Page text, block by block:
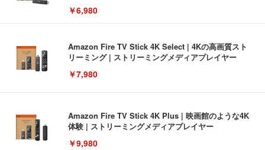
￥6,980
Amazon Fire TV Stick 4K Select | 4Kの高画質スト
リーミング | ストリーミングメディアプレイヤー
￥7,980
Amazon Fire TV Stick 4K Plus | 映画館のような4K
体験 | ストリーミングメディアプレイヤー
￥9,980